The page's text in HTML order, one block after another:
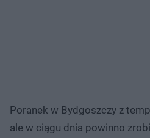
Poranek w Bydgoszczy z
ale w ciągu dnia powinno